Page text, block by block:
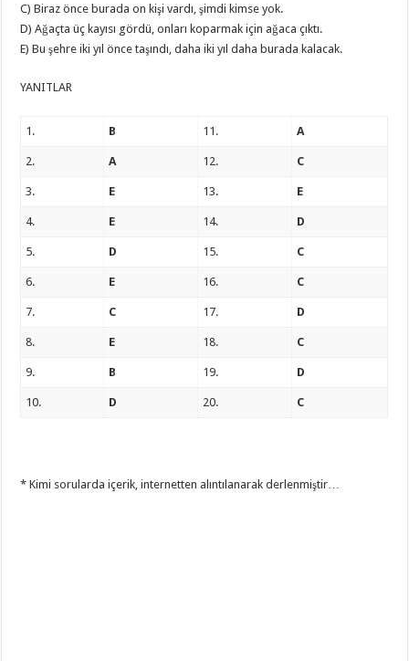
C) Biraz önce burada on kişi vardı, şimdi kimse yok.
D) Ağaçta üç kayısı gördü, onları koparmak için ağaca çıktı.
E) Bu şehre iki yıl önce taşındı, daha iki yıl daha burada kalacak.
YANITLAR
1. B 11. A
2. A 12. C
3. E 13. E
4. E 14. D
5. D 15. C
6. E 16. C
7. C 17. D
8. E 18. C
9. B 19. D
10. D 20. C
* Kimi sorularda içerik, internetten alıntılanarak derlenmiştir…